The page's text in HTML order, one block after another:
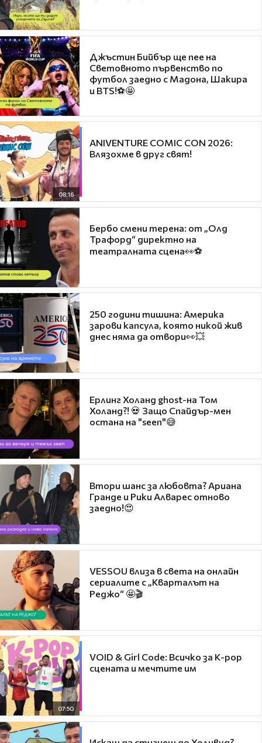
Джъстин Бийбър ще пее на
Световното първенство по
футбол заедно с Мадона, Шакира
и BTS!⚽🤩
08:16
ANIVENTURE COMIC CON 2026:
Влязохме в друг свят!
Бербо смени терена: от „Олд
Трафорд“ директно на
театралната сцена👀⚽
250 години тишина: Америка
зарови капсула, която никой жив
днес няма да отвори👀💥
Ерлинг Холанд ghost-на Том
Холанд?! 💀 Защо Спайдър-мен
остана на "seen"😅
Втори шанс за любовта? Ариана
Гранде и Рики Алварес отново
заедно!😍
VESSOU влиза в света на онлайн
сериалите с „Кварталът на
Реджо“ 🤩🎬
07:50
VOID & Girl Code: Всичко за K-pop
сцената и мечтите им